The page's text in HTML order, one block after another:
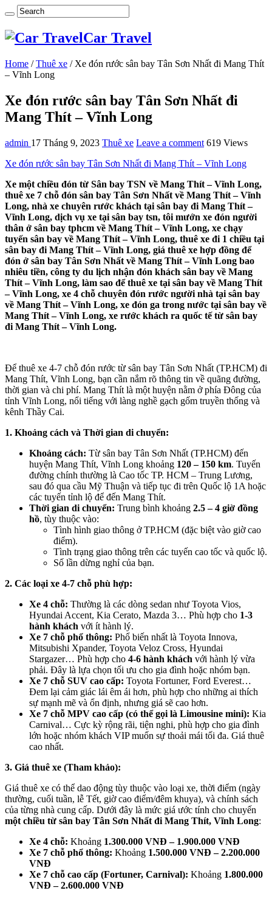
Car Travel
Home / Thuê xe / Xe đón rước sân bay Tân Sơn Nhất đi Mang Thít
– Vĩnh Long
Xe đón rước sân bay Tân Sơn Nhất đi
Mang Thít – Vĩnh Long
admin 17 Tháng 9, 2023 Thuê xe Leave a comment 619 Views
Xe đón rước sân bay Tân Sơn Nhất đi Mang Thít – Vĩnh Long
Xe một chiều đón từ Sân bay TSN về Mang Thít – Vĩnh Long,
thuê xe 7 chỗ đón sân bay Tân Sơn Nhất về Mang Thít – Vĩnh
Long, nhà xe chuyên rước khách tại sân bay đi Mang Thít –
Vĩnh Long, dịch vụ xe tại sân bay tsn, tôi mướn xe đón người
thân ở sân bay tphcm về Mang Thít – Vĩnh Long, xe chạy
tuyến sân bay về Mang Thít – Vĩnh Long, thuê xe đi 1 chiều tại
sân bay đi Mang Thít – Vĩnh Long, giá thuê xe hợp đồng để
đón ở sân bay Tân Sơn Nhất về Mang Thít – Vĩnh Long bao
nhiêu tiền, công ty du lịch nhận đón khách sân bay về Mang
Thít – Vĩnh Long, làm sao để thuê xe tại sân bay về Mang Thít
– Vĩnh Long, xe 4 chỗ chuyên đón rước người nhà tại sân bay
về Mang Thít – Vĩnh Long, xe đón ga trong nước tại sân bay về
Mang Thít – Vĩnh Long, xe rước khách ra quốc tế từ sân bay
đi Mang Thít – Vĩnh Long.
Để thuê xe 4-7 chỗ đón rước từ sân bay Tân Sơn Nhất (TP.HCM) đi
Mang Thít, Vĩnh Long, bạn cần nắm rõ thông tin về quãng đường,
thời gian và chi phí. Mang Thít là một huyện nằm ở phía Đông của
tỉnh Vĩnh Long, nổi tiếng với làng nghề gạch gốm truyền thống và
kênh Thầy Cai.
1. Khoảng cách và Thời gian di chuyển:
Khoảng cách: Từ sân bay Tân Sơn Nhất (TP.HCM) đến
huyện Mang Thít, Vĩnh Long khoảng 120 – 150 km. Tuyến
đường chính thường là Cao tốc TP. HCM – Trung Lương,
sau đó qua cầu Mỹ Thuận và tiếp tục đi trên Quốc lộ 1A hoặc
các tuyến tỉnh lộ để đến Mang Thít.
Thời gian di chuyển: Trung bình khoảng 2.5 – 4 giờ đồng
hồ, tùy thuộc vào:
Tình hình giao thông ở TP.HCM (đặc biệt vào giờ cao
điểm).
Tình trạng giao thông trên các tuyến cao tốc và quốc lộ.
Số lần dừng nghỉ của bạn.
2. Các loại xe 4-7 chỗ phù hợp:
Xe 4 chỗ: Thường là các dòng sedan như Toyota Vios,
Hyundai Accent, Kia Cerato, Mazda 3… Phù hợp cho 1-3
hành khách với ít hành lý.
Xe 7 chỗ phổ thông: Phổ biến nhất là Toyota Innova,
Mitsubishi Xpander, Toyota Veloz Cross, Hyundai
Stargazer… Phù hợp cho 4-6 hành khách với hành lý vừa
phải. Đây là lựa chọn tối ưu cho gia đình hoặc nhóm bạn.
Xe 7 chỗ SUV cao cấp: Toyota Fortuner, Ford Everest…
Đem lại cảm giác lái êm ái hơn, phù hợp cho những ai thích
sự mạnh mẽ và ổn định, nhưng giá sẽ cao hơn.
Xe 7 chỗ MPV cao cấp (có thể gọi là Limousine mini): Kia
Carnival… Cực kỳ rộng rãi, tiện nghi, phù hợp cho gia đình
lớn hoặc nhóm khách VIP muốn sự thoải mái tối đa. Giá thuê
cao nhất.
3. Giá thuê xe (Tham khảo):
Giá thuê xe có thể dao động tùy thuộc vào loại xe, thời điểm (ngày
thường, cuối tuần, lễ Tết, giờ cao điểm/đêm khuya), và chính sách
của từng nhà cung cấp. Dưới đây là mức giá ước tính cho chuyến
một chiều từ sân bay Tân Sơn Nhất đi Mang Thít, Vĩnh Long:
Xe 4 chỗ: Khoảng 1.300.000 VNĐ – 1.900.000 VNĐ
Xe 7 chỗ phổ thông: Khoảng 1.500.000 VNĐ – 2.200.000
VNĐ
Xe 7 chỗ cao cấp (Fortuner, Carnival): Khoảng 1.800.000
VNĐ – 2.600.000 VNĐ